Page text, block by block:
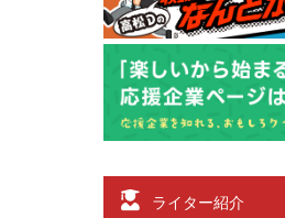
ライター紹介